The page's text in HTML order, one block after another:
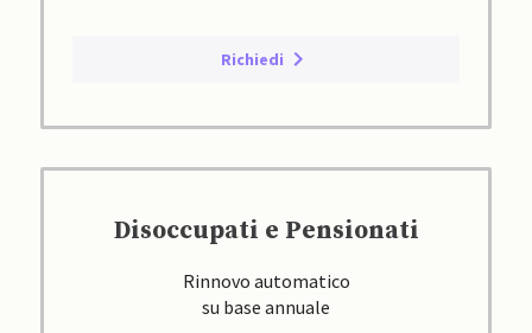
Richiedi
Disoccupati e Pensionati
Rinnovo automatico
su base annuale